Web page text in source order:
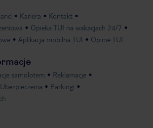
Kariera
Kontakt
Opieka TUI na wakacjach 24/7
Aplikacja mobilna TUI Opinie TUI
samolotem
Reklamacje
Ubezpieczenia
Parkingi